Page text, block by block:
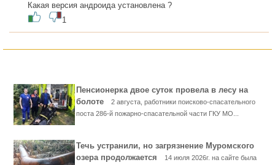
Какая версия андроида установлена ?
1
Пенсионерка двое суток провела в лесу на
болоте
2 августа, работники поисково-спасательного
поста 286-й пожарно-спасательной части ГКУ МО...
Течь устранили, но загрязнение Муромского
озера продолжается
14 июля 2026г. на сайте была